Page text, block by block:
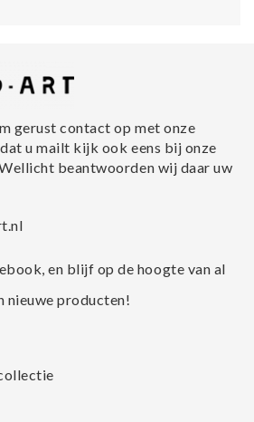
gerust contact op met onze
u mailt kijk ook eens bij onze
beantwoorden wij daar uw
en blijf op de hoogte van al
nieuwe producten!